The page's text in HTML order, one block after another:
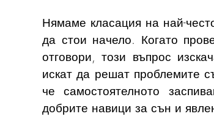
Нямаме класация на най-
да стои начело. Когато
отговори, този въпрос
искат да решат проблемите
че самостоятелното
добрите навици за сън и